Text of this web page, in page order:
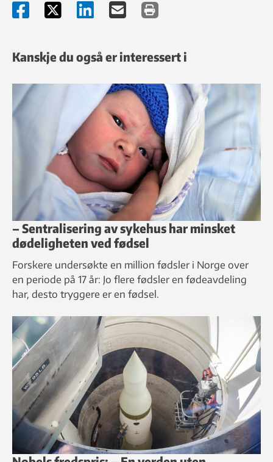
Medicine, ISMM (www.ismm.org) og den medisinske komite i
den internasjonale fjellredningskommisjonen, IKAR medcom
Kanskje du også er interessert i
– Sentralisering av sykehus har minsket
dødeligheten ved fødsel
Forskere undersøkte en million fødsler i Norge over
en periode på 17 år: Jo flere fødsler en fødeavdeling
har, desto tryggere er en fødsel.